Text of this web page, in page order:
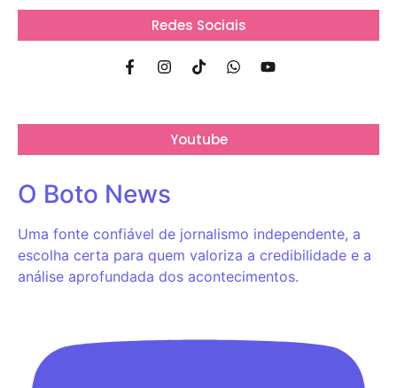
Redes Sociais
Youtube
O Boto News
Uma fonte confiável de jornalismo independente, a
escolha certa para quem valoriza a credibilidade e a
análise aprofundada dos acontecimentos.